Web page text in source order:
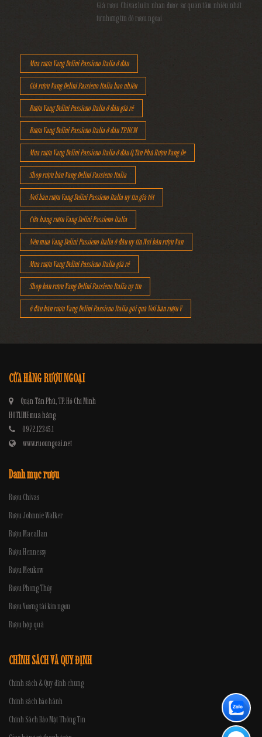
Giá rượu Chivas luôn nhận được sự quan tâm nhiều nhất
từ những tín đồ rượu ngoại
Mua rượu Vang Delini Passieno Italia ở đâu
Giá rượu Vang Delini Passieno Italia bao nhiêu
Rượu Vang Delini Passieno Italia ở đâu giá rẻ
Rượu Vang Delini Passieno Italia ở đâu TP.HCM
Mua rượu Vang Delini Passieno Italia ở đâu Q.Tân Phú Rượu Vang De
Shop rượu bán Vang Delini Passieno Italia
Nơi bán rượu Vang Delini Passieno Italia uy tín giá tốt
Cửa hàng rượu Vang Delini Passieno Italia
Nên mua Vang Delini Passieno Italia ở đâu uy tín Nơi bán rượu Van
Mua rượu Vang Delini Passieno Italia giá rẻ
Shop bán rượu Vang Delini Passieno Italia uy tín
ở đâu bán rượu Vang Delini Passieno Italia gói quà Nơi bán rượu V
CỬA HÀNG RƯỢU NGOẠI
Quận Tân Phú, TP. Hồ Chí Minh
HOTLINE mua hàng
0972.12345.1
www.ruoungoai.net
Danh mục rượu
Rượu Chivas
Rượu Johnnie Walker
Rượu Macallan
Rượu Hennessy
Rượu Meukow
Rượu Phong Thủy
Rượu Vương tài kim ngưu
Rượu hộp quà
CHÍNH SÁCH VÀ QUY ĐỊNH
Chính sách & Quy định chung
Chính sách bảo hành
Chính Sách Bảo Mật Thông Tin